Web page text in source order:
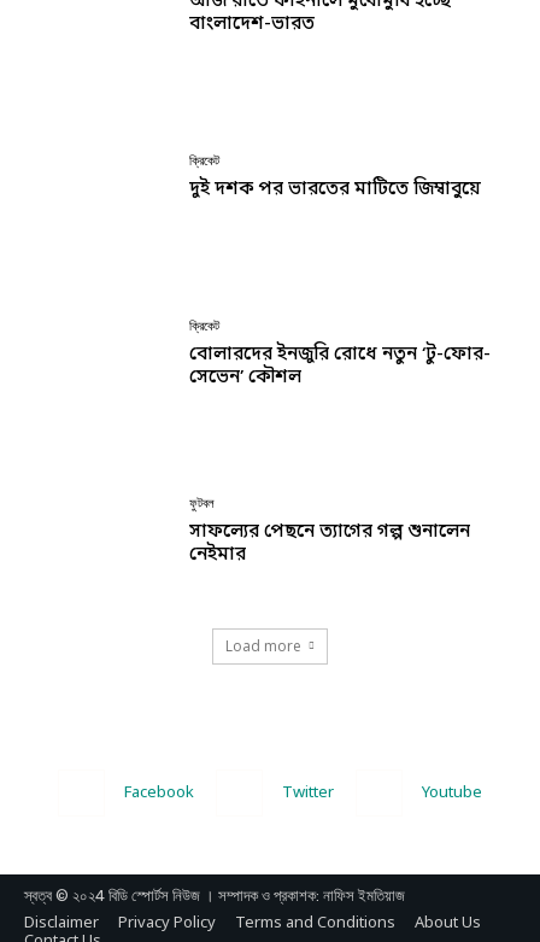
বাংলাদেশ-ভারত
ক্রিকেট
দুই দশক পর ভারতের মাটিতে জিম্বাবুয়ে
ক্রিকেট
বোলারদের ইনজুরি রোধে নতুন ‘টু-ফোর-
সেভেন’ কৌশল
ফুটবল
সাফল্যের পেছনে ত্যাগের গল্প শুনালেন
নেইমার
Load more
Facebook Twitter Youtube
স্বত্ব © ২০২4 বিডি স্পোর্টস নিউজ । সম্পাদক ও প্রকাশক: নাফিস ইমতিয়াজ
Disclaimer Privacy Policy Terms and Conditions
About Us